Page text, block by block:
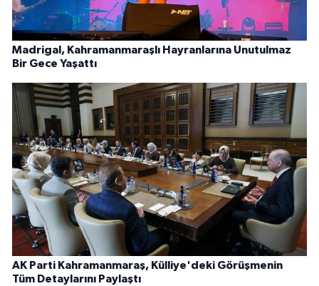
Madrigal, Kahramanmaraşlı Hayranlarına Unutulmaz
Bir Gece Yaşattı
AK Parti Kahramanmaraş, Külliye'deki Görüşmenin
Tüm Detaylarını Paylaştı